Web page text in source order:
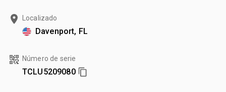
Localizado
Davenport, FL
Número de serie
TCLU5209080